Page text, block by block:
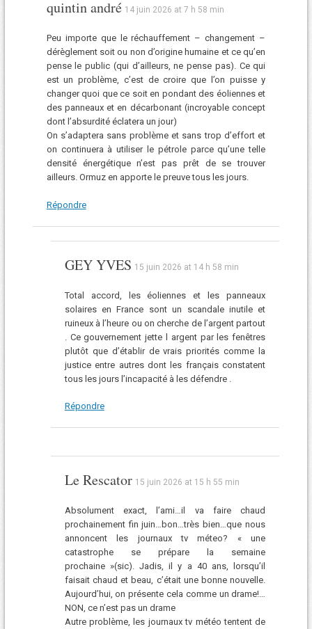
quintin andré 14 juin 2026 at 7 h 58 min
Peu importe que le réchauffement – changement –
dérèglement soit ou non d’origine humaine et ce qu’en
pense le public (qui d’ailleurs, ne pense pas). Ce qui
est un problème, c’est de croire que l’on puisse y
changer quoi que ce soit en pondant des éoliennes et
des panneaux et en décarbonant (incroyable concept
dont l’absurdité éclatera un jour)
On s’adaptera sans problème et sans trop d’effort et
on continuera à utiliser le pétrole parce qu’une telle
densité énergétique n’est pas prêt de se trouver
ailleurs. Ormuz en apporte le preuve tous les jours.
Répondre
GEY YVES 15 juin 2026 at 14 h 58 min
Total accord, les éoliennes et les panneaux
solaires en France sont un scandale inutile et
ruineux à l’heure ou on cherche de l’argent partout
. Ce gouvernement jette l argent par les fenêtres
plutôt que d’établir de vrais priorités comme la
justice entre autres dont les français constatent
tous les jours l’incapacité à les défendre .
Répondre
Le Rescator 15 juin 2026 at 15 h 55 min
Absolument exact, l’ami…il va faire chaud
prochainement fin juin…bon…très bien…que nous
annoncent les journaux tv méteo? « une
catastrophe se prépare la semaine
prochaine »(sic). Jadis, il y a 40 ans, lorsqu’il
faisait chaud et beau, c’était une bonne nouvelle.
Aujourd’hui, on présente cela comme un drame!…
NON, ce n’est pas un drame
Autre problème, les journaux tv météo tentent de